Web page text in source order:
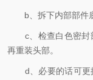
b、拆下内部部件底
c、检查白色密封部
再重装头部。
d、必要的话可更